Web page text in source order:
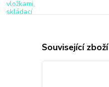
Související zboží